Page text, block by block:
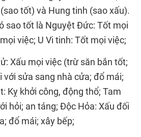
tốt) và Hung tinh (sao xấu).
sao tốt là Nguyệt Đức: Tốt mọi
việc; U Vi tinh: Tốt mọi việc;
Xấu mọi việc (trừ săn bắn tốt;
với sửa sang nhà cửa; đổ mái;
Kỵ khởi công, động thổ; Tam
hỏi; an táng; Độc Hỏa: Xấu đối
đổ mái; xây bếp;